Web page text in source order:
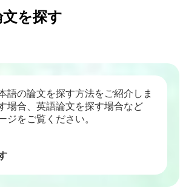
文を探す
語の論文を探す方法をご紹介しま
場合、英語論文を探す場合など
ジをご覧ください。